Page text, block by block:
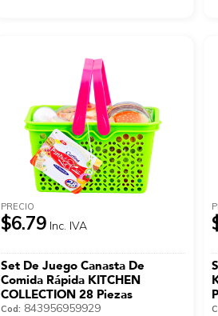
PRECIO
$6.79 Inc. IVA
Set De Juego Canasta De
Comida Rápida KITCHEN
COLLECTION 28 Piezas
Cod: 843956959929